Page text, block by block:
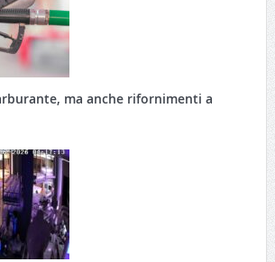
ma anche rifornimenti a